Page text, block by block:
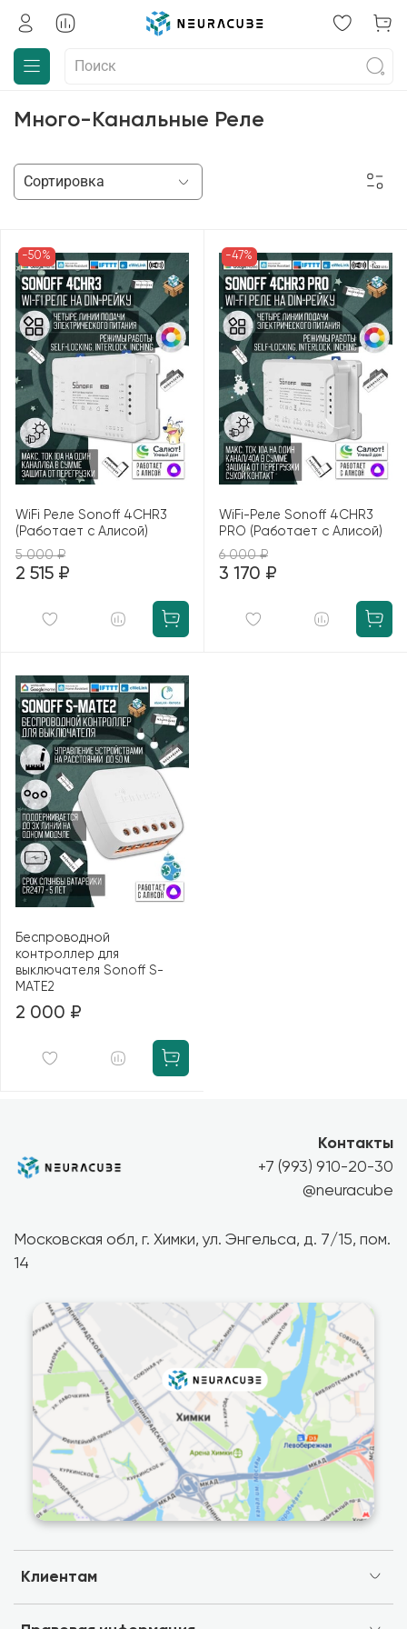
Много-Канальные Реле
-50%
WiFi Реле Sonoff 4CHR3
(Работает с Алисой)
5 000 ₽
2 515 ₽
-47%
WiFi-Реле Sonoff 4CHR3
PRO (Работает с Алисой)
6 000 ₽
3 170 ₽
Беспроводной
контроллер для
выключателя Sonoff S-
MATE2
2 000 ₽
Контакты
+7 (993) 910-20-30
@neuracube
Клиентам
Московская обл, г. Химки, ул. Энгельса, д. 7/15, пом.
14